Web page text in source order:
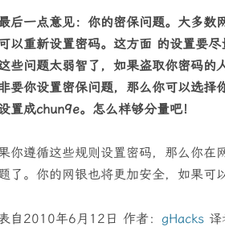
后一点意见：你的密保问题。大多数
以重新设置密码。这方面 的设置要
些问题太弱智了，如果盗取你密码
要你设置密保问题，那么你可以选择
置成chun9e。怎么样够分量吧！
你遵循这些规则设置密码，那么你在
了。你的网银也将更加安全，如果可
自2010年6月12日 作者： gHacks 译